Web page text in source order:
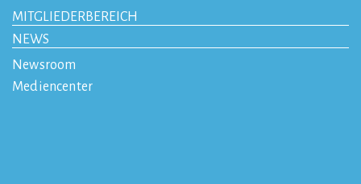
MITGLIEDERBEREICH
NEWS
Newsroom
Mediencenter